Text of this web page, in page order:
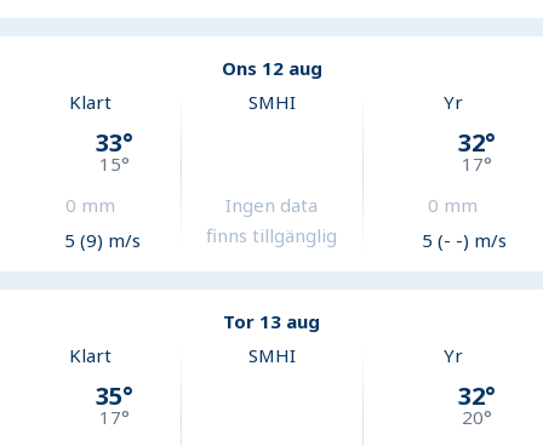
Ons 12 aug
Klart
33°
15°
0 mm
5 (9) m/s
SMHI
Ingen data
finns tillgänglig
Yr
32°
17°
0 mm
5 (- -) m/s
Tor 13 aug
Klart
35°
17°
SMHI Yr
32°
20°